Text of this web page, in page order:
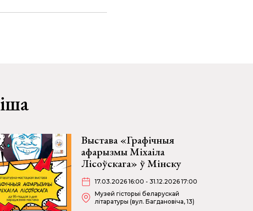
Выстава «Графічныя
афарызмы Міхаіла
Лісоўскага» ў Мінску
17.03.2026 16:00 - 31.12.2026 17:00
Музей гісторыі беларускай
літаратуры (вул. Багдановіча, 13)